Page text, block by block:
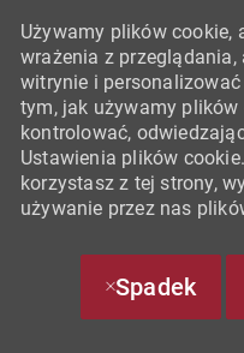
Używamy plików cookie,
wrażenia z
witrynie i
tym, jak używamy
kontrolować,
Ustawienia plików
korzystasz z tej strony,
używanie przez nas
Spadek